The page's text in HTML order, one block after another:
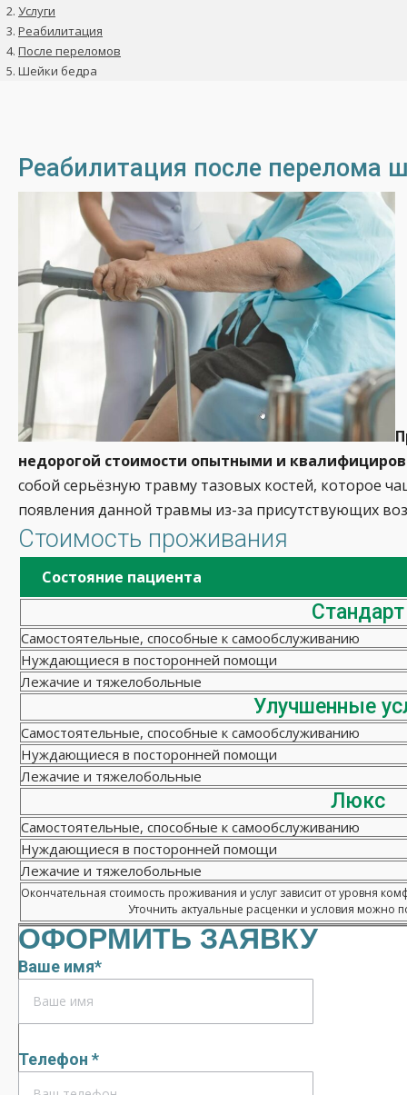
Услуги
Реабилитация
После переломов
Шейки бедра
Реабилитация после перелома
недорогой стоимости опытными и
собой серьёзную травму тазовых костей, которое
появления данной травмы из-за присутствующих
Стоимость проживания
Состояние пациента
Стандарт
Самостоятельные, способные к самообслуживанию
Нуждающиеся в посторонней помощи
Лежачие и тяжелобольные
Улучшенные
Самостоятельные, способные к самообслуживанию
Нуждающиеся в посторонней помощи
Лежачие и тяжелобольные
Люкс
Самостоятельные, способные к самообслуживанию
Нуждающиеся в посторонней помощи
Лежачие и тяжелобольные
Окончательная стоимость проживания и услуг зависит от уровня
Уточнить актуальные расценки и условия можно
ОФОРМИТЬ ЗАЯВКУ
Ваше имя*
Телефон *